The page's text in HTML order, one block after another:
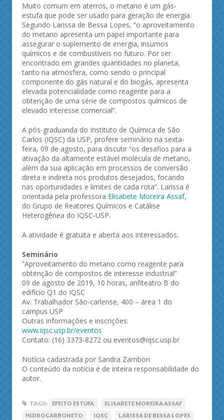
Muito comum em aterros, o metano é um gás-
estufa que pode ser usado para geração de energia.
Segundo Larissa de Bessa Lopes, “o aproveitamento
do metano apresenta um papel importante para
assegurar o suplemento de energia, insumos
químicos e de combustíveis no futuro. Por ser
encontrado em grandes quantidades no planeta,
tanto na atmosfera, como sendo o principal
componente do gás natural e do biogás, apresenta
elevada potencialidade como reagente para a
obtenção de uma série de compostos químicos de
elevado interesse comercial”.
A pós-graduanda do Instituto de Química de São
Carlos (IQSC) da USP, profere seminário na sexta-
feira, 09 de agosto, para discutir “os desafios para a
ativação da altamente estável molécula de metano,
além da sua aplicação em processos de conversão
direta e indireta nos produtos desejados, focando
nas oportunidades e limites de cada rota”. Larissa é
orientada pela professora Elisabete Moreira Assaf,
do Grupo de Reatores Químicos e Catálise
Heterogênea do IQSC-USP.
A atividade é gratuita e aberta aos interessados.
Seminário
“Aproveitamento do metano como reagente para
obtenção de compostos de interesse industrial”
09 de agosto de 2019, 10 horas, anfiteatro B do
edifício Q1 do IQSC
Av. Trabalhador São-carlense, 400 – área 1 do
campus USP
Outras informações e inscrições:
www.iqsc.usp.br/eventos
Contato: (16) 3373-8272 ou eventos@iqsc.usp.br
Notícia cadastrada por Sandra Zambon
O conteúdo da notícia é de inteira responsabilidade do
autor.
TAGS: EFEITO ESTUFA
ELISABETE MOREIRA ASSAF
HIDROCARBONETO
IQSC
LARISSA DE BESSA LOPES